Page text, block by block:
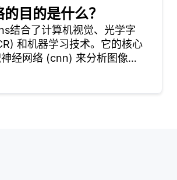
云
接
音
器
够
位，这减少了处
理时间和内存使
用。修剪删除了
不太重要的参
目的是什么？
结合了计算机视觉、光学字
和机器学习技术。它的核心
经网络 (cnn) 来分析图像并
本和模式。对于文本识别，